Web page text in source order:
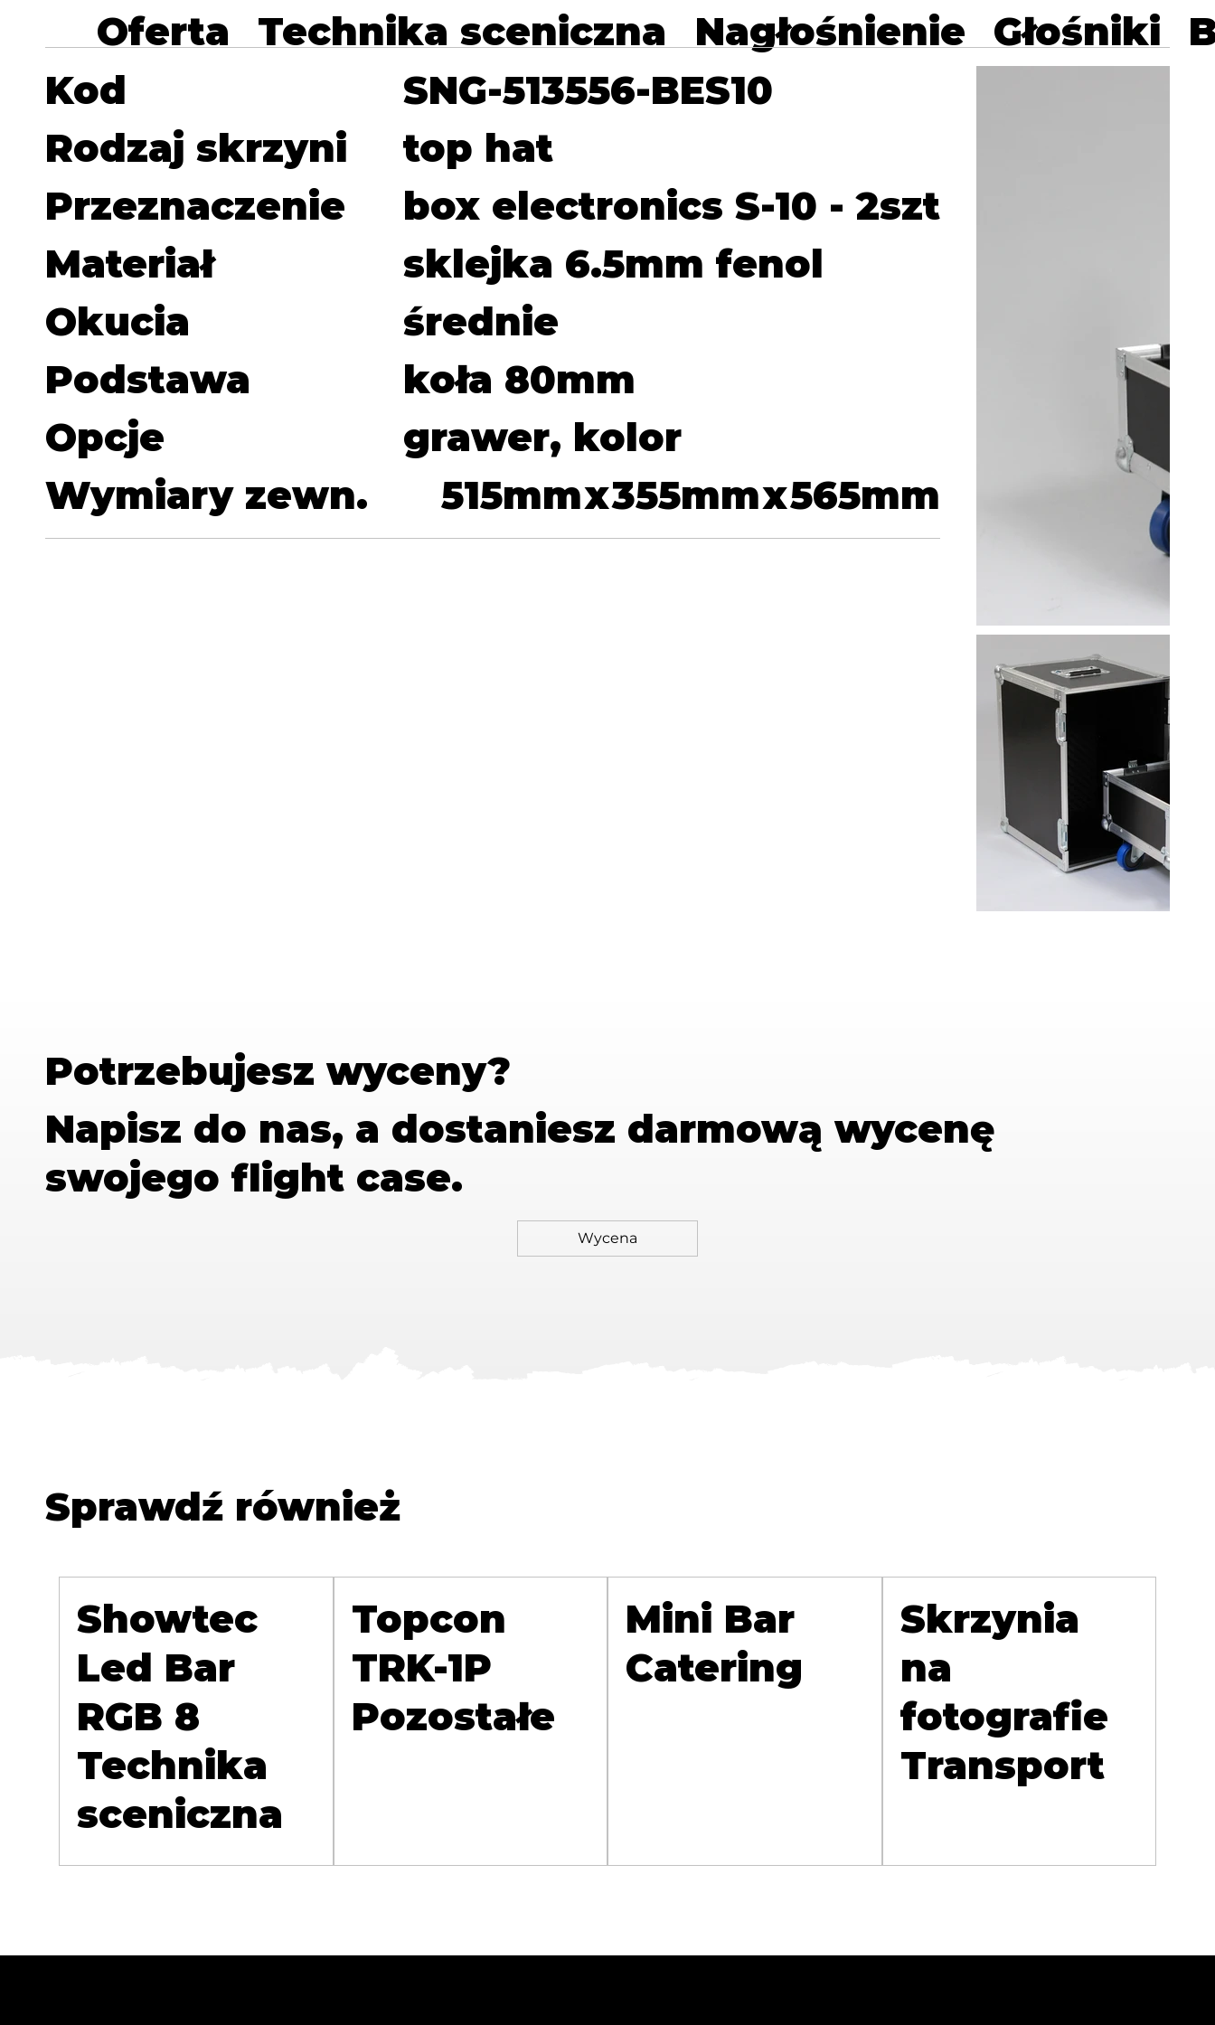
Oferta Technika sceniczna Nagłośnienie Głośniki
Kod
SNG-513556-BES10
515mmx355mmx565mm
Rodzaj skrzyni
top hat
Przeznaczenie
box electronics S-10 - 2szt
Materiał
sklejka 6.5mm fenol
Okucia
średnie
Opcje grawer, kolor
Podstawa koła 80mm
Wymiary zewn.
Potrzebujesz wyceny?
Napisz do nas, a dostaniesz darmową wycenę
swojego flight case.
Sprawdź również
Showtec
Led Bar
RGB 8
Technika
sceniczna
Topcon
TRK-1P
Pozostałe
Mini Bar
Catering
Skrzynia
na
fotografie
Transport